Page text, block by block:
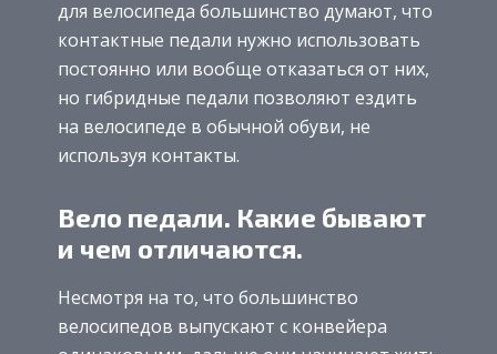
для велосипеда большинство думают, что
контактные педали нужно использовать
постоянно или вообще отказаться от них,
но гибридные педали позволяют ездить
на велосипеде в обычной обуви, не
используя контакты.
Вело педали. Какие бывают
и чем отличаются.
Несмотря на то, что большинство
велосипедов выпускают с конвейера